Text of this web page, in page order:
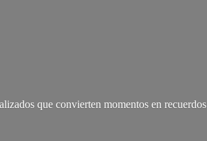
que convierten momentos en recuerdos